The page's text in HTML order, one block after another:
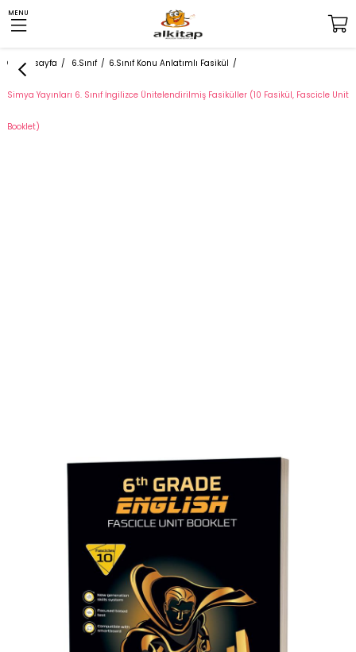
MENU
Anasayfa 6.Sınıf 6.Sınıf Konu Anlatımlı Fasikül
Simya Yayınları 6. Sınıf İngilizce Ünitelendirilmiş Fasiküller (10 Fasikül, Fascicle Unit
Booklet)